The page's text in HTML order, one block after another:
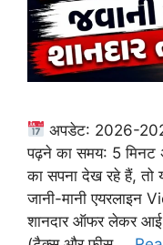
अपडेट: 2026-
पढ़ने का समय: 5 मिनट
का सपना देख रहे हैं, तो
जानी-मानी एयरलाइन
शानदार ऑफर लेकर आई